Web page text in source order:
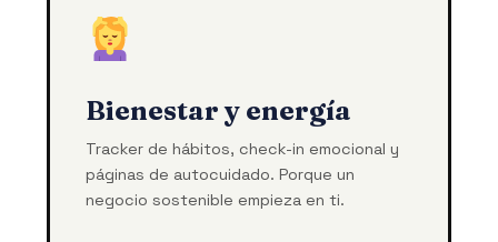
Bienestar y energía
Tracker de hábitos, check-in emocional y
páginas de autocuidado. Porque un
negocio sostenible empieza en ti.